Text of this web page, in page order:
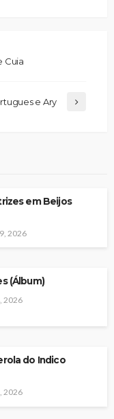
Cuia
e Ary
em Beijos
2026
(Álbum)
2026
do Indico
2026